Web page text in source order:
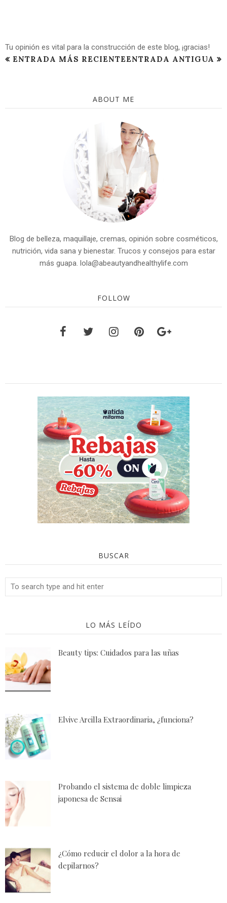
Tu opinión es vital para la construcción de este blog, ¡gracias!
ENTRADA MÁS RECIENTEENTRADA ANTIGUA
ABOUT ME
Blog de belleza, maquillaje, cremas, opinión sobre cosméticos,
nutrición, vida sana y bienestar. Trucos y consejos para estar
más guapa. lola@abeautyandhealthylife.com
FOLLOW
BUSCAR
LO MÁS LEÍDO
Beauty tips: Cuidados para las uñas
Elvive Arcilla Extraordinaria, ¿funciona?
Probando el sistema de doble limpieza
japonesa de Sensai
¿Cómo reducir el dolor a la hora de
depilarnos?